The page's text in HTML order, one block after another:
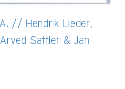
// Hendrik Lieder,
Sattler & Jan